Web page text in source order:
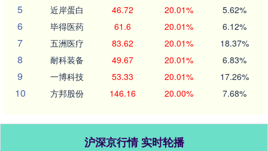
5 近岸蛋白 46.72 20.01% 5.62%
6 毕得医药 61.6 20.01% 6.12%
7 五洲医疗 83.62 20.01% 18.37%
8 耐科装备 49.67 20.01% 6.83%
9 一博科技 53.33 20.01% 17.26%
10 方邦股份 146.16 20.00% 7.68%
沪深京行情 实时轮播